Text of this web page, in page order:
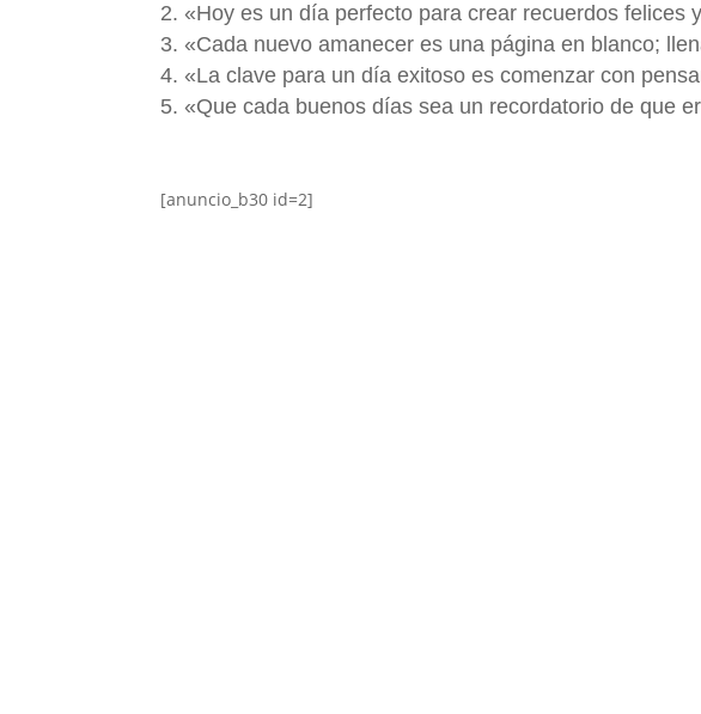
«Hoy es un día perfecto para crear recuerdos felices
«Cada nuevo amanecer es una página en blanco;
«La clave para un día exitoso es comenzar con
«Que cada buenos días sea un recordatorio de que
[anuncio_b30 id=2]